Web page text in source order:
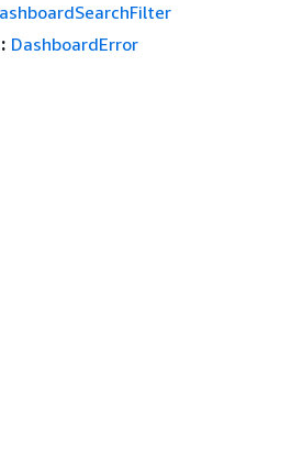
DashboardError